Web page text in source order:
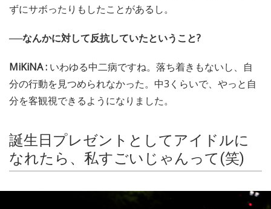
ずにサボったりもしたことがあるし。
──なんかに対して反抗していたということ?
MiKiNA : いわゆる中二病ですね。落ち着きもないし、自
分の行動を見つめられなかった。中3くらいで、やっと自
分を客観視できるようになりました。
誕生日プレゼントとしてアイドルに
なれたら、私すごいじゃんって(笑)